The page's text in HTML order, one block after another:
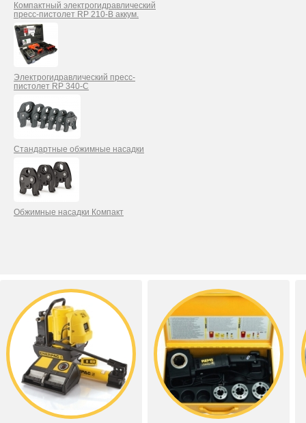
Компактный электрогидравлический
пресс-пистолет RP 210-B аккум.
Электрогидравлический пресс-
пистолет RP 340-С
Стандартные обжимные насадки
Обжимные насадки Компакт